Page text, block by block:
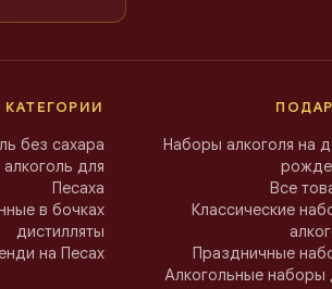
Наборы алкоголя на
Все
Классические
Праздничные
Алкогольные наборы
КАТЕГОРИИ
без сахара
для
Песаха
в бочках
дистилляты
на Песах